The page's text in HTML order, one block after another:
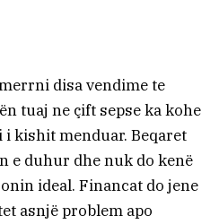
disa vendime te
tuaj ne çift sepse ka kohe
kishit menduar. Beqaret
e duhur dhe nuk do kenë
ideal. Financat do jene
asnjë problem apo